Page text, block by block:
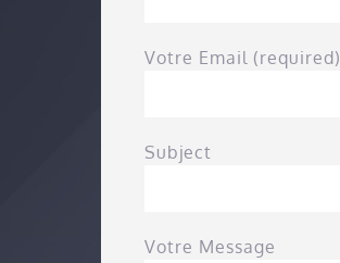
Votre Email (required)
Subject
Votre Message